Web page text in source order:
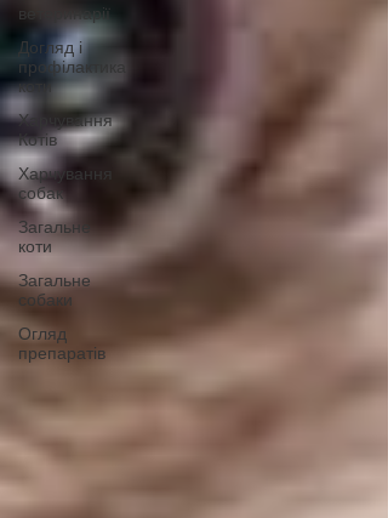
ветеринарії
Догляд і
профілактика
коти
Харчування
Котів
Харчування
собак
Загальне
коти
Загальне
собаки
Огляд
препаратів